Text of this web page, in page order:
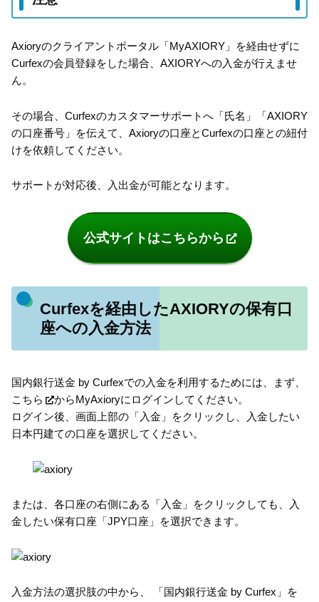
Axioryのクライアントポータル「MyAXIORY」を経由せずに
Curfexの会員登録をした場合、AXIORYへの入金が行えませ
ん。
その場合、Curfexのカスタマーサポートへ「氏名」「AXIORY
の口座番号」を伝えて、Axioryの口座とCurfexの口座との紐付
けを依頼してください。
サポートが対応後、入出金が可能となります。
公式サイトはこちらから
Curfexを経由したAXIORYの保有口
座への入金方法
国内銀行送金 by Curfexでの入金を利用するためには、まず、
こちら
からMyAxioryにログインしてください。
ログイン後、画面上部の「入金」をクリックし、入金したい
日本円建ての口座を選択してください。
または、各口座の右側にある「入金」をクリックしても、入
金したい保有口座「JPY口座」を選択できます。
入金方法の選択肢の中から、 「国内銀行送金 by Curfex」を